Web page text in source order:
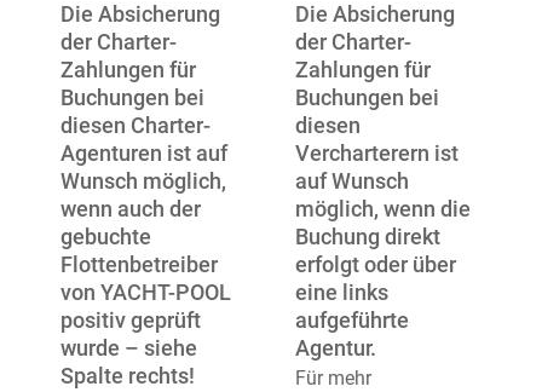
Die Absicherung
der Charter-
Zahlungen für
Buchungen bei
diesen Charter-
Agenturen ist auf
Wunsch möglich,
wenn auch der
gebuchte
Flottenbetreiber
von YACHT-POOL
positiv geprüft
wurde – siehe
Spalte rechts!
Die Absicherung
der Charter-
Zahlungen für
Buchungen bei
diesen
Vercharterern ist
auf Wunsch
möglich, wenn die
Buchung direkt
erfolgt oder über
eine links
aufgeführte
Agentur.
Für mehr